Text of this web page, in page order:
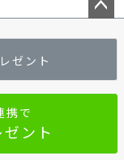
ジト
へ
ゼント
携で
ント